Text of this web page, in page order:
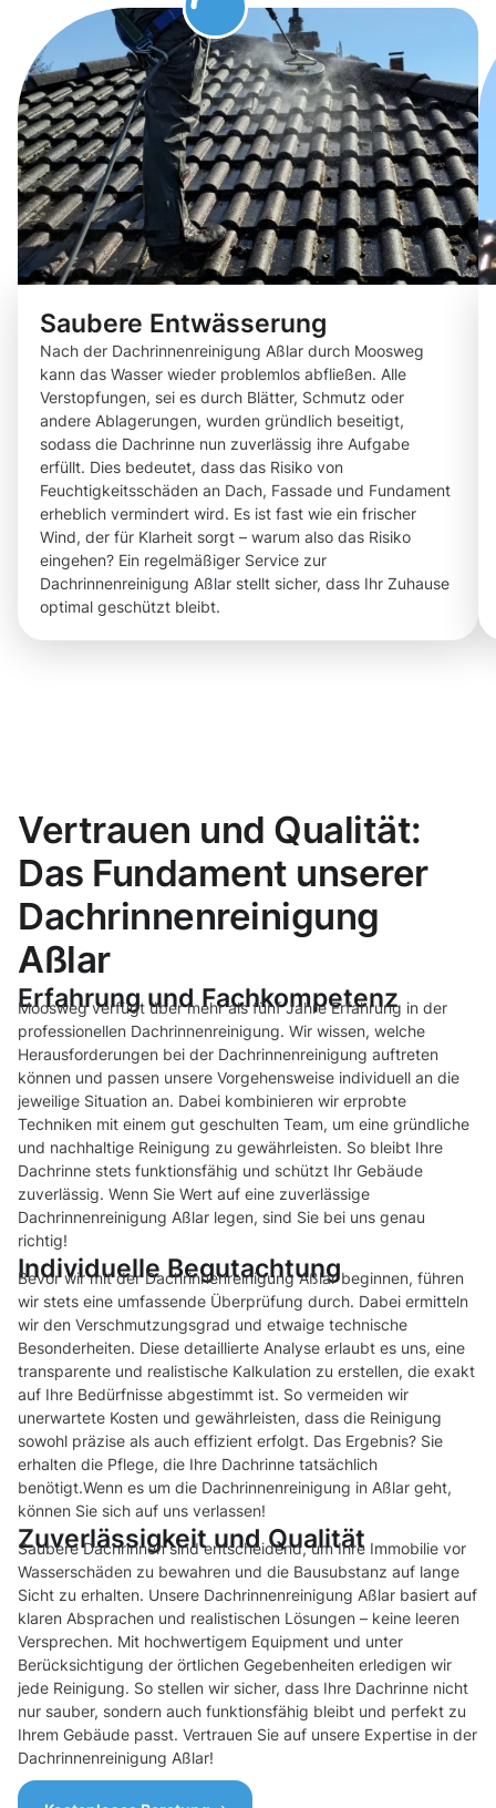
Saubere Entwässerung
Nach der Dachrinnenreinigung Aßlar durch Moosweg
kann das Wasser wieder problemlos abfließen. Alle
Verstopfungen, sei es durch Blätter, Schmutz oder
andere Ablagerungen, wurden gründlich beseitigt,
sodass die Dachrinne nun zuverlässig ihre Aufgabe
erfüllt. Dies bedeutet, dass das Risiko von
Feuchtigkeitsschäden an Dach, Fassade und Fundament
erheblich vermindert wird. Es ist fast wie ein frischer
Wind, der für Klarheit sorgt – warum also das Risiko
eingehen? Ein regelmäßiger Service zur
Dachrinnenreinigung Aßlar stellt sicher, dass Ihr Zuhause
optimal geschützt bleibt.
Vertrauen und Qualität:
Das Fundament unserer
Dachrinnenreinigung
Aßlar
Erfahrung und Fachkompetenz
Moosweg verfügt über mehr als fünf Jahre Erfahrung in der
professionellen Dachrinnenreinigung. Wir wissen, welche
Herausforderungen bei der Dachrinnenreinigung auftreten
können und passen unsere Vorgehensweise individuell an die
jeweilige Situation an. Dabei kombinieren wir erprobte
Techniken mit einem gut geschulten Team, um eine gründliche
und nachhaltige Reinigung zu gewährleisten. So bleibt Ihre
Dachrinne stets funktionsfähig und schützt Ihr Gebäude
zuverlässig. Wenn Sie Wert auf eine zuverlässige
Dachrinnenreinigung Aßlar legen, sind Sie bei uns genau
richtig!
Individuelle Begutachtung
Bevor wir mit der Dachrinnenreinigung Aßlar beginnen, führen
wir stets eine umfassende Überprüfung durch. Dabei ermitteln
wir den Verschmutzungsgrad und etwaige technische
Besonderheiten. Diese detaillierte Analyse erlaubt es uns, eine
transparente und realistische Kalkulation zu erstellen, die exakt
auf Ihre Bedürfnisse abgestimmt ist. So vermeiden wir
unerwartete Kosten und gewährleisten, dass die Reinigung
sowohl präzise als auch effizient erfolgt. Das Ergebnis? Sie
erhalten die Pflege, die Ihre Dachrinne tatsächlich
benötigt.Wenn es um die Dachrinnenreinigung in Aßlar geht,
können Sie sich auf uns verlassen!
Zuverlässigkeit und Qualität
Saubere Dachrinnen sind entscheidend, um Ihre Immobilie vor
Wasserschäden zu bewahren und die Bausubstanz auf lange
Sicht zu erhalten. Unsere Dachrinnenreinigung Aßlar basiert auf
klaren Absprachen und realistischen Lösungen – keine leeren
Versprechen. Mit hochwertigem Equipment und unter
Berücksichtigung der örtlichen Gegebenheiten erledigen wir
jede Reinigung. So stellen wir sicher, dass Ihre Dachrinne nicht
nur sauber, sondern auch funktionsfähig bleibt und perfekt zu
Ihrem Gebäude passt. Vertrauen Sie auf unsere Expertise in der
Dachrinnenreinigung Aßlar!